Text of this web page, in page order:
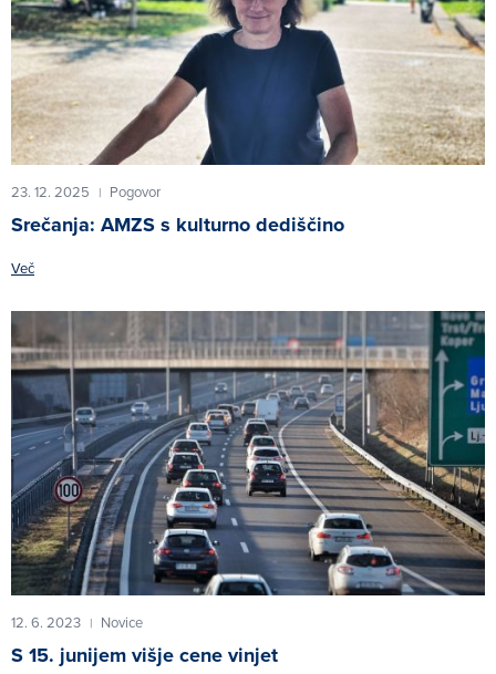
23. 12. 2025 | Pogovor
Srečanja: AMZS s kulturno dediščino
Več
12. 6. 2023 | Novice
S 15. junijem višje cene vinjet